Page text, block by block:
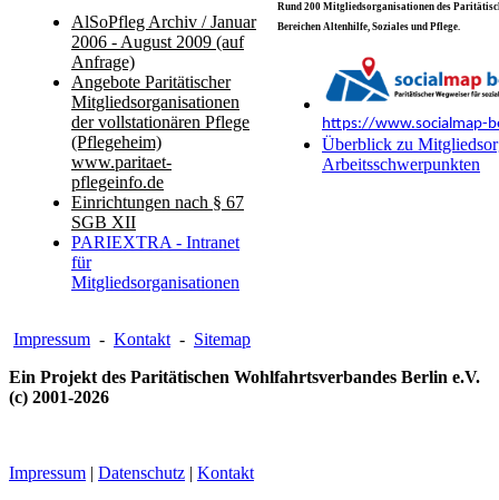
AlSoPfleg Archiv / Januar
2006 - August 2009 (auf
Anfrage)
Angebote Paritätischer
Mitgliedsorganisationen
der vollstationären Pflege
(Pflegeheim)
www.paritaet-
pflegeinfo.de
Einrichtungen nach § 67
SGB XII
PARIEXTRA - Intranet
für
Mitgliedsorganisationen
Rund 200 Mitgliedsorganisationen des
Bereichen Altenhilfe, Soziales und Pflege.
https://www.socialmap-
Überblick zu
Arbeitsschwerpunkten
Impressum - Kontakt - Sitemap
Ein Projekt des Paritätischen Wohlfahrtsverbandes Berlin e.V.
(c) 2001-2026
Impressum | Datenschutz | Kontakt